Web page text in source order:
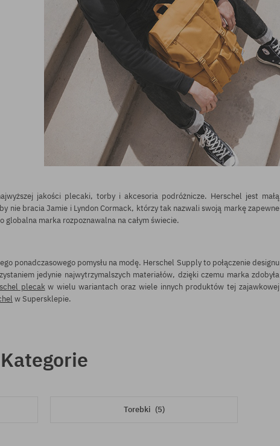
jakości plecaki, torby i akcesoria podróżnicze. Herschel jest małą
nie bracia Jamie i Lyndon Cormack, którzy tak nazwali swoją markę zapewne
globalna marka rozpoznawalna na całym świecie.
ponadczasowego pomysłu na modę. Herschel Supplyto połączenie designu
jedynie najwytrzymalszych materiałów, dzięki czemu marka zdobyła
plecakw wielu wariantach oraz wiele innych produktów tej zajawkowej
w Supersklepie.
Kategorie
Torebki (5)